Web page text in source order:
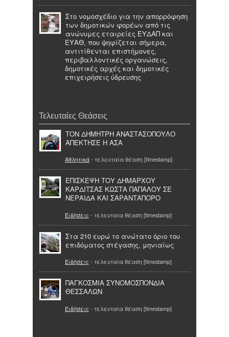
Στο νομοσχέδιο για την απορρόφηση
των δημοτικών φορέων από τις
ανώνυμες εταιρείες ΕΥΔΑΠ και
ΕΥΑΘ, που ψηφίζεται σήμερα,
αντιτίθενται επιστήμονες,
περιβαλλοντικές οργανώσεις,
δημοτικές αρχές και δημοτικές
επιχειρήσεις ύδρευσης
Τελευταίες Θεάσεις
ΤΟΝ ΔΗΜΗΤΡΗ ΑΝΑΣΤΑΣΟΠΟΥΛΟ
ΑΠΕΚΤΗΣΕ Η ΑΣΑ
Αθλητικά- τελευταία θέαση [timestamp]
ΕΠΙΣΚΕΨΗ ΤΟΥ ΔΗΜΑΡΧΟΥ
ΚΑΡΔΙΤΣΑΣ ΚΩΣΤΑ ΠΑΠΑΛΟΥ ΣΕ
ΝΕΡΑΙΔΑ ΚΑΙ ΣΑΡΑΝΤΑΠΟΡΟ
Ειδήσεις - τελευταία θέαση [timestamp]
Στα 210 ευρώ το ανώτατο όριο του
επιδόματος στέγασης, μηνιαίως
Ειδήσεις - τελευταία θέαση [timestamp]
ΠΑΓΚΟΣΜΙΑ ΣΥΝΟΜΟΣΠΟΝΔΙΑ
ΘΕΣΣΑΛΩΝ
Ειδήσεις - τελευταία θέαση [timestamp]